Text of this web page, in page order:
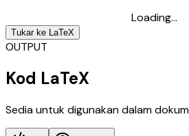
Loading...
Tukar ke LaTeX
OUTPUT
Kod LaTeX
Sedia untuk digunakan dalam